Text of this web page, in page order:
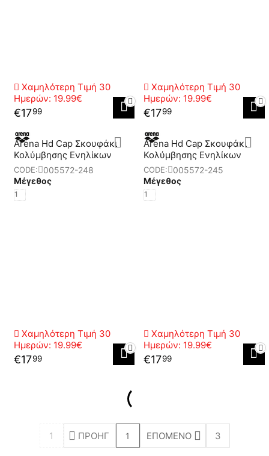
Χαμηλότερη Τιμή 30
Ημερών: 19.99€
€1799
Χαμηλότερη Τιμή 30
Ημερών: 19.99€
€1799
Arena Hd Cap Σκουφάκι
Κολύμβησης Ενηλίκων
CODE:
005572-248
Μέγεθος
1
Χαμηλότερη Τιμή 30
Ημερών: 19.99€
€1799
Arena Hd Cap Σκουφάκι
Κολύμβησης Ενηλίκων
CODE:
005572-245
Μέγεθος
1
Χαμηλότερη Τιμή 30
Ημερών: 19.99€
€1799
1 ΠΡΟΗΓ 1 ΕΠΌΜΕΝΟ 3